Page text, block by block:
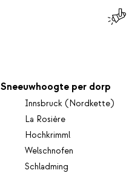
Sneeuwhoogte per dorp
Innsbruck (Nordkette)
La Rosière
Hochkrimml
Welschnofen
Schladming